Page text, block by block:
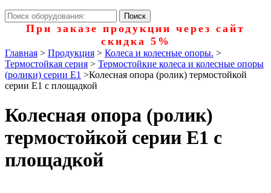
При заказе продукции через сайт
скидка 5%
Главная > Продукция > Колеса и колесные опоры. >
Термостойкая серия > Термостойкие колеса и колесные опоры
(ролики) серии Е1 >Колесная опора (ролик) термостойкой
серии Е1 с площадкой
Колесная опора (ролик)
термостойкой серии Е1 с
площадкой